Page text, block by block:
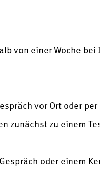
von einer Woche bei
vor Ort oder
zunächst zu einem
oder einem